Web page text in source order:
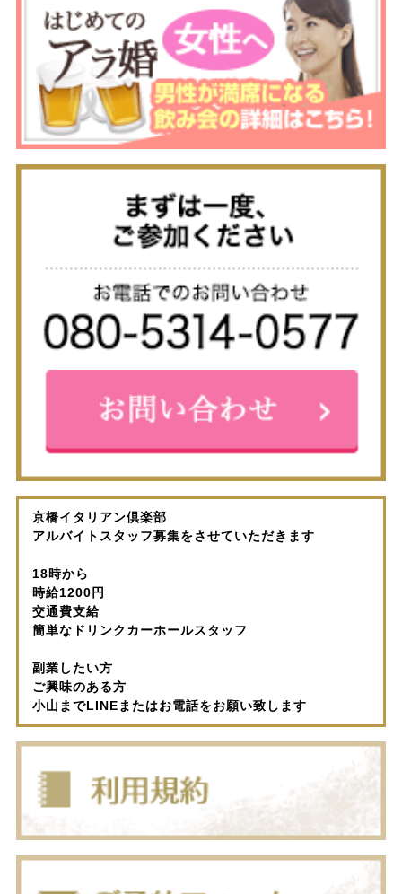
京橋イタリアン倶楽部
アルバイトスタッフ募集をさせていただきます
18時から
時給1200円
交通費支給
簡単なドリンクカーホールスタッフ
副業したい方
ご興味のある方
小山までLINEまたはお電話をお願い致します